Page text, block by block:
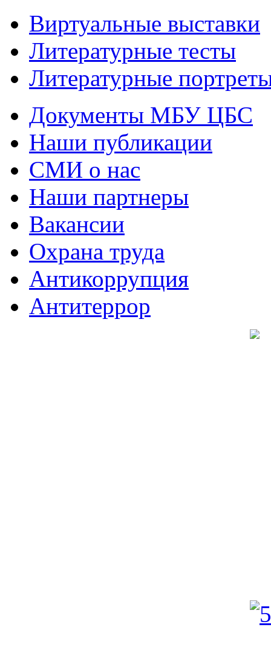
Виртуальные выставки
Литературные тесты
Литературные
Документы МБУ ЦБС
Наши публикации
СМИ о нас
Наши партнеры
Вакансии
Охрана труда
Антикоррупция
Антитеррор